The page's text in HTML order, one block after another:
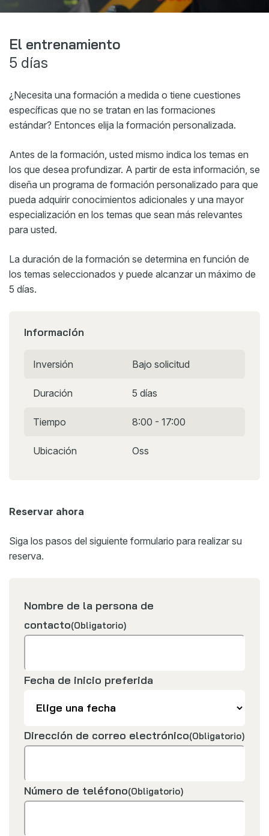
Noticias
Eventos
My Spierings
General terms and conditions
Política de privacidad
El entrenamiento
5 días
¿Necesita una formación a medida o tiene cuestiones
específicas que no se tratan en las formaciones
estándar? Entonces elija la formación personalizada.
Antes de la formación, usted mismo indica los temas en
los que desea profundizar. A partir de esta información, se
diseña un programa de formación personalizado para que
pueda adquirir conocimientos adicionales y una mayor
especialización en los temas que sean más relevantes
para usted.
La duración de la formación se determina en función de
los temas seleccionados y puede alcanzar un máximo de
5 días.
Información
Inversión Bajo solicitud
Duración 5 días
Tiempo 8:00 - 17:00
Ubicación Oss
Reservar ahora
Siga los pasos del siguiente formulario para realizar su
reserva.
Nombre de la persona de
contacto(Obligatorio)
Fecha de inicio preferida
Dirección de correo electrónico(Obligatorio)
Número de teléfono(Obligatorio)